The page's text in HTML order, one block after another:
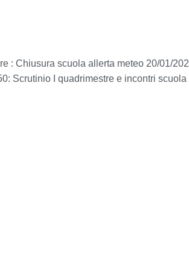
: Chiusura scuola allerta meteo 20/01/
Scrutinio I quadrimestre e incontri scuola